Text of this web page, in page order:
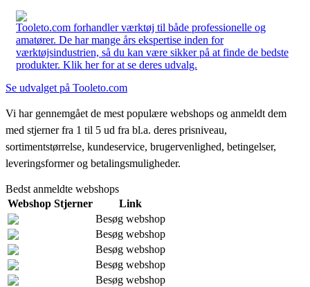
Tooleto.com forhandler værktøj til både professionelle og
amatører. De har mange års ekspertise inden for
værktøjsindustrien, så du kan være sikker på at finde de bedste
produkter. Klik her for at se deres udvalg.
Se udvalget på Tooleto.com
Vi har gennemgået de mest populære webshops og anmeldt dem
med stjerner fra 1 til 5 ud fra bl.a. deres prisniveau,
sortimentstørrelse, kundeservice, brugervenlighed, betingelser,
leveringsformer og betalingsmuligheder.
Bedst anmeldte webshops
Webshop Stjerner
Link
Besøg webshop
Besøg webshop
Besøg webshop
Besøg webshop
Besøg webshop